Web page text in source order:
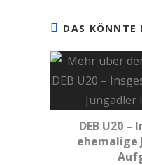
DAS KÖNNTE
DEB U20 –
ehemalige